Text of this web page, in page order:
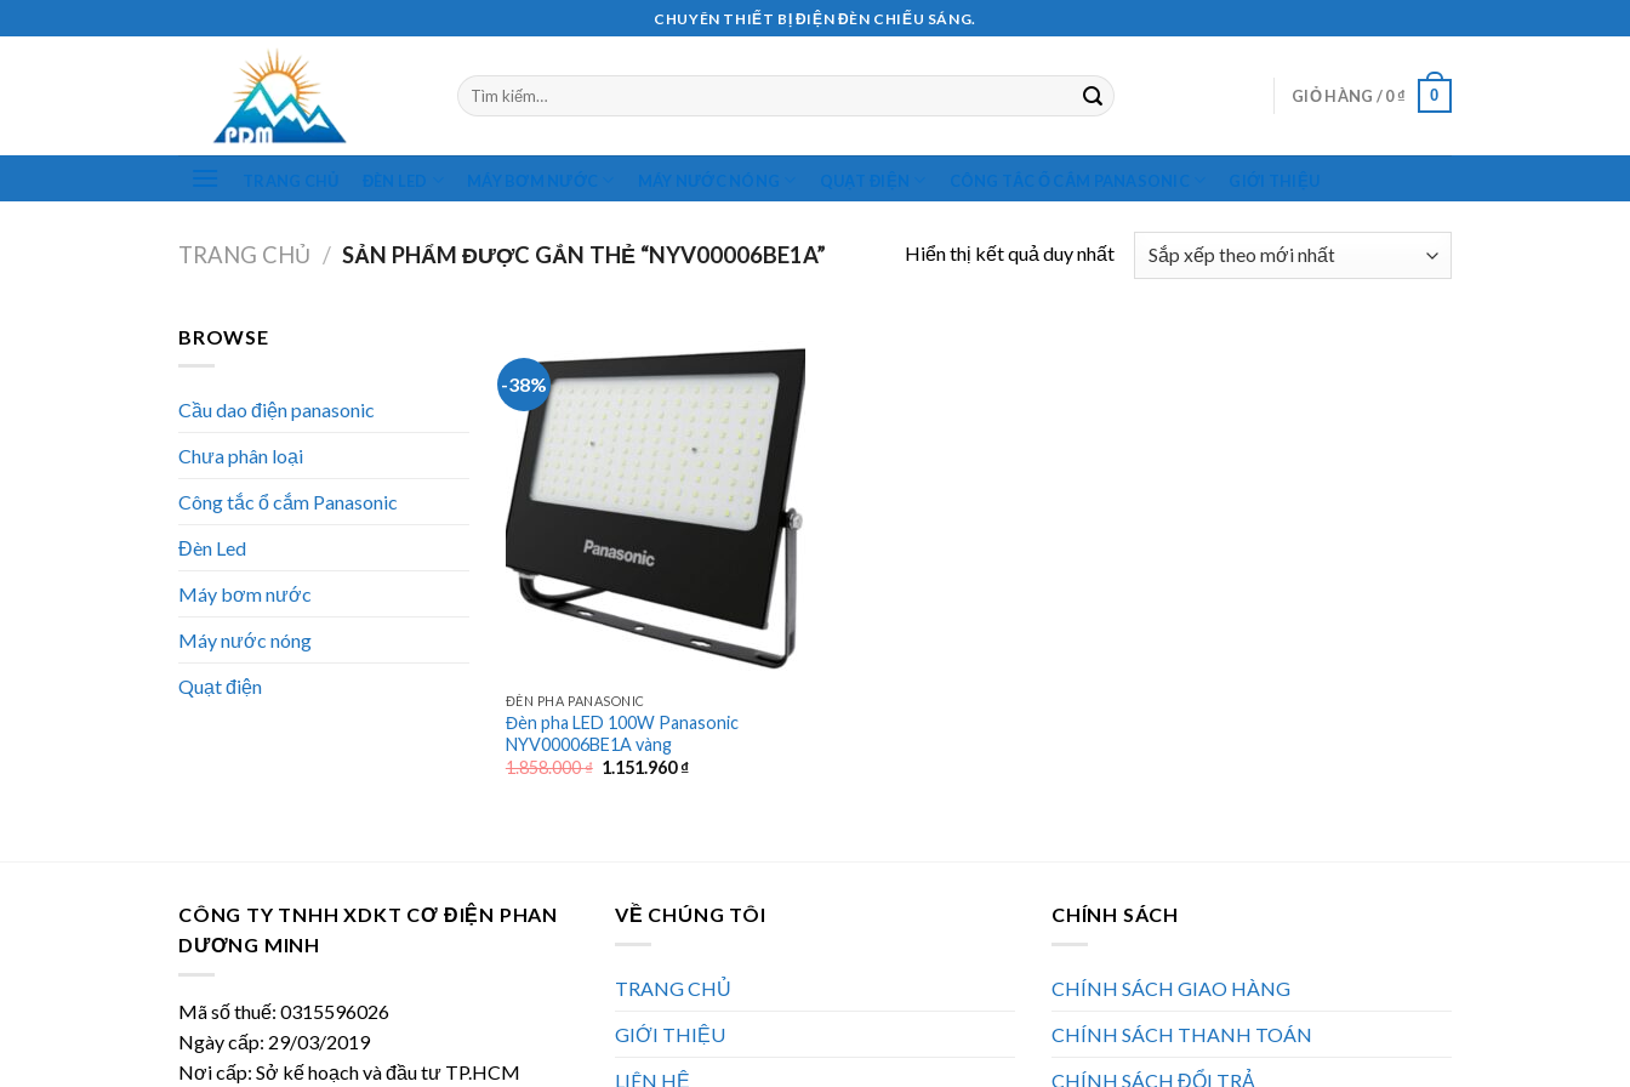
to
CHUYÊN THIẾT BỊ ĐIỆN ĐÈN CHIẾU SÁNG.
Tìm
kiếm:
GIỎ HÀNG /0₫ 0
TRANG CHỦ ĐÈN LED MÁY BƠM NƯỚC MÁY NƯỚC NÓNG QUẠT ĐIỆN CÔNG TẮC Ổ CẮM PANASONIC GIỚI THIỆU
TRANG CHỦ / SẢN PHẨM ĐƯỢC GẮN THẺ “NYV00006BE1A” Hiển thị kết quả duy nhất
BROWSE
Cầu dao điện panasonic
Chưa phân loại
Công tắc ổ cắm Panasonic
Đèn Led
Máy bơm nước
Máy nước nóng
Quạt điện
-38%
ĐÈN PHA PANASONIC
Đèn pha LED 100W Panasonic
NYV00006BE1A vàng
1.858.000₫ Giá
1.151.960₫Giá
CÔNG TY TNHH XDKT CƠ ĐIỆN PHAN
DƯƠNG MINH
Mã số thuế: 0315596026
Ngày cấp: 29/03/2019
Nơi cấp: Sở kế hoạch và đầu tư TP.HCM
VỀ CHÚNG TÔI
TRANG CHỦ
GIỚI THIỆU
LIÊN HỆ
CHÍNH SÁCH
CHÍNH SÁCH GIAO HÀNG
CHÍNH SÁCH THANH TOÁN
CHÍNH SÁCH ĐỔI TRẢ